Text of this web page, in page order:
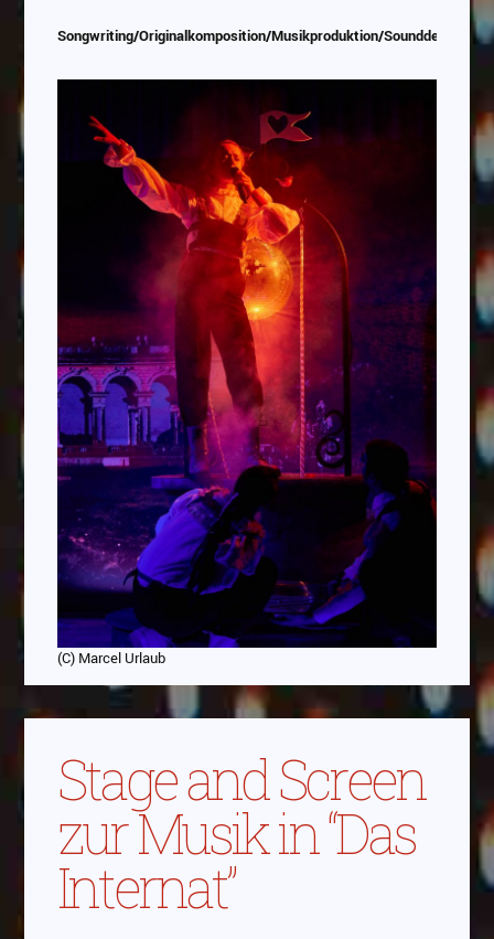
Songwriting/Originalkomposition/Musikproduktion/Sounddesign/
(C) Marcel Urlaub
Stage and Screen
zur Musik in “Das
Internat”